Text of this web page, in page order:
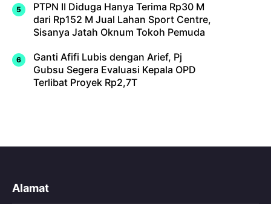
PTPN II Diduga Hanya Terima Rp30 M
dari Rp152 M Jual Lahan Sport Centre,
Sisanya Jatah Oknum Tokoh Pemuda
Ganti Afifi Lubis dengan Arief, Pj
Gubsu Segera Evaluasi Kepala OPD
Terlibat Proyek Rp2,7T
Alamat